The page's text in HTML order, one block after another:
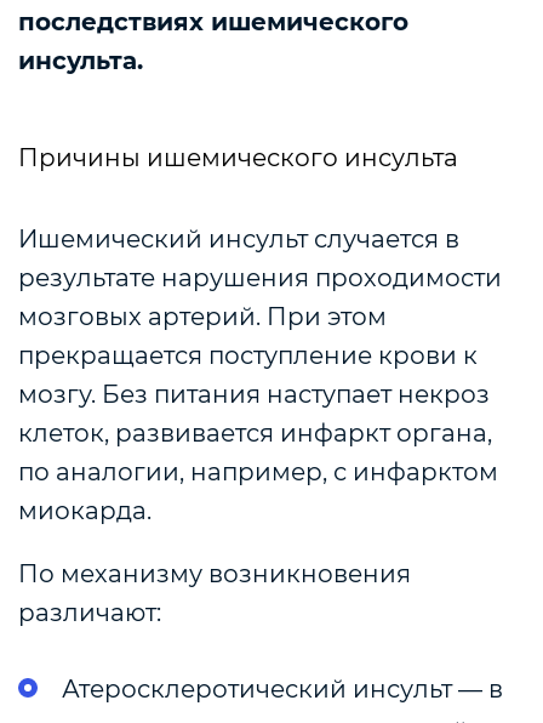
последствиях ишемического
инсульта.
Причины ишемического инсульта
Ишемический инсульт случается в
результате нарушения проходимости
мозговых артерий. При этом
прекращается поступление крови к
мозгу. Без питания наступает некроз
клеток, развивается инфаркт органа,
по аналогии, например, с инфарктом
миокарда.
По механизму возникновения
различают:
Атеросклеротический инсульт — в